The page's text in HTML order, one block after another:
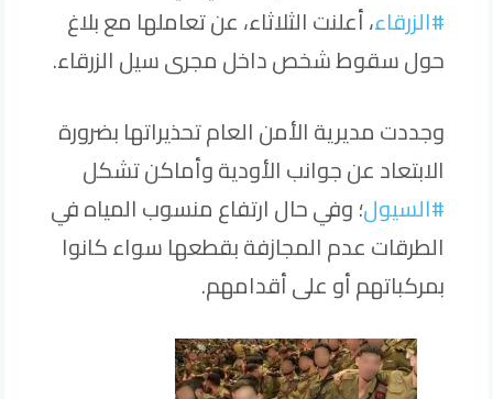
#الزرقاء، أعلنت الثلاثاء، عن تعاملها مع بلاغ
حول سقوط شخص داخل مجرى سيل الزرقاء.
وجددت مديرية الأمن العام تحذيراتها بضرورة
الابتعاد عن جوانب الأودية وأماكن تشكل
#السيول؛ وفي حال ارتفاع منسوب المياه في
الطرقات عدم المجازفة بقطعها سواء كانوا
بمركباتهم أو على أقدامهم.